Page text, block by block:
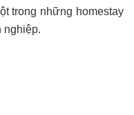
trong những homestay
nghiệp.